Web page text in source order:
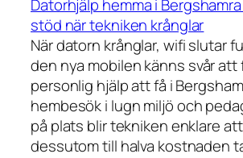
Datorhjälp hemma i
stöd när tekniken krånglar
När datorn krånglar, wifi slutar
den nya mobilen känns svår
personlig hjälp att få i
hembesök i lugn miljö och
på plats blir tekniken enklare
dessutom till halva kostnaden